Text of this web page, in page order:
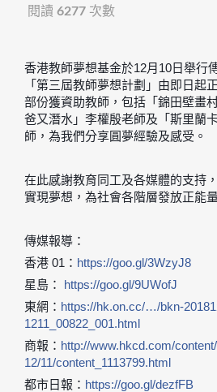
閱讀 6277 次數
香港教師夢想基金於12月10日舉行
「第三屆教師夢想計劃」由即日起
部份獲資助教師，包括「錦田壁畫
爸又潛水」李權殷老師及「斯里蘭
師，為我們分享圓夢經驗及感受。
在此感謝教育同工及各媒體的支持
實現夢想，為社會各階層發放正能
傳媒報導：
香港 01： https://goo.gl/3WzyJ8
星島： https://goo.gl/9UWofJ
東網： https://hk.on.cc/…/bkn-
1211_00822_001.html
商報： http://www.hkcd.com/
12/11/content_1113799.html
都市日報： https://goo.gl/dezfFB